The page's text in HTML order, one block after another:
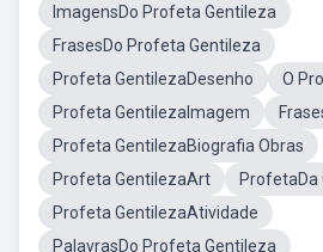
ImagensDo Profeta Gentileza
FrasesDo Profeta Gentileza
Profeta GentilezaDesenho
O
Profeta GentilezaImagem
Profeta GentilezaBiografia Obras
Profeta GentilezaArt
ProfetaDa
Profeta GentilezaAtividade
PalavrasDo Profeta Gentileza